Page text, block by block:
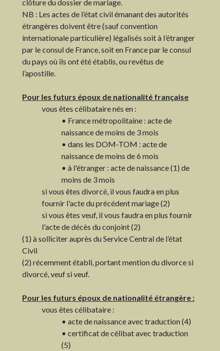
clôture du dossier de mariage.
NB : Les actes de l’état civil émanant des autorités
étrangères doivent être (sauf convention
internationale particulière) légalisés soit à l’étranger
par le consul de France, soit en France par le consul
du pays où ils ont été établis, ou revêtus de
l’apostille.
Pour les futurs époux de nationalité française
vous êtes célibataire nés en :
• France métropolitaine : acte de
naissance de moins de 3 mois
• dans les DOM-TOM : acte de
naissance de moins de 6 mois
• à l'étranger : acte de naissance (1) de
moins de 3 mois
si vous êtes divorcé, il vous faudra en plus
fournir l'acte du précédent mariage (2)
si vous êtes veuf, il vous faudra en plus fournir
l'acte de décès du conjoint (2)
(1) à solliciter auprès du Service Central de l’état
Civil
(2) récemment établi, portant mention du divorce si
divorcé, veuf si veuf.
Pour les futurs époux de nationalité étrangère :
vous êtes célibataire :
• acte de naissance avec traduction (4)
• certificat de célibat avec traduction
(5)